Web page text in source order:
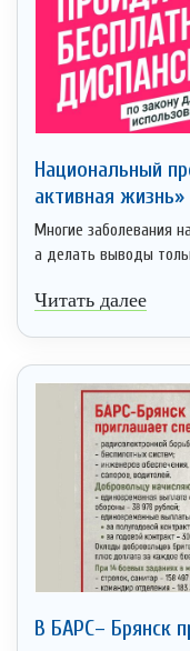
Национальный
активная
Многие заболевания
а делать выводы
Читать далее
В БАРС– Брянcк